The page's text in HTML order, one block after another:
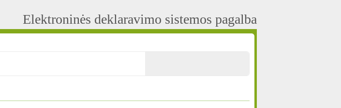
Elektroninės deklaravimo sistemos pagalba